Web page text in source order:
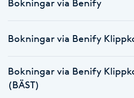
Föning
Gelenaglar
Bokningar via Benify
Bokningar via Benify
Bokningar via Benify
(BÄST)